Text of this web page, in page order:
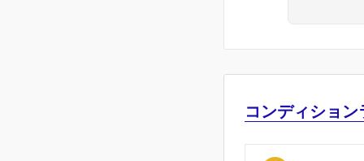
コンディション